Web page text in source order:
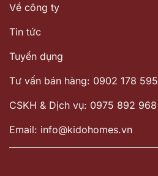
Về công ty
Tin tức
Tuyển dụng
Tư vấn bán hàng: 0902 178 595
CSKH & Dịch vụ: 0975 892 968
Email: info@kidohomes.vn